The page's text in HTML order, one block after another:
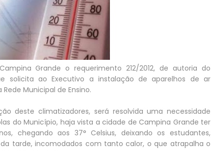
Grande o requerimento 212/2012, de autoria do
solicita ao Executivo a instalação de aparelhos de ar
Municipal de Ensino.
deste climatizadores, será resolvida uma necessidade
do Município, haja vista a cidade de Campina Grande ter
chegando aos 37° Celsius, deixando os estudantes,
tarde, incomodados com tanto calor, o que atrapalha o